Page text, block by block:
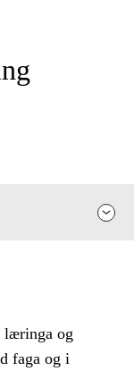
læringa og
faga og i